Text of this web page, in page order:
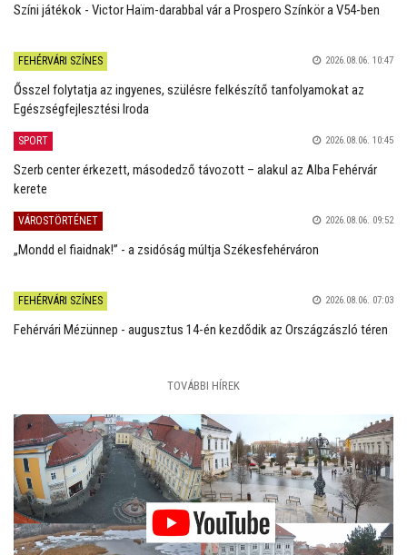
Színi játékok - Victor Haïm-darabbal vár a Prospero Színkör a V54-ben
FEHÉRVÁRI SZÍNES 2026.08.06. 10:47
Ősszel folytatja az ingyenes, szülésre felkészítő tanfolyamokat az
Egészségfejlesztési Iroda
SPORT 2026.08.06. 10:45
Szerb center érkezett, másodedző távozott – alakul az Alba Fehérvár
kerete
VÁROSTÖRTÉNET 2026.08.06. 09:52
„Mondd el fiaidnak!” - a zsidóság múltja Székesfehérváron
FEHÉRVÁRI SZÍNES 2026.08.06. 07:03
Fehérvári Mézünnep - augusztus 14-én kezdődik az Országzászló téren
TOVÁBBI HÍREK